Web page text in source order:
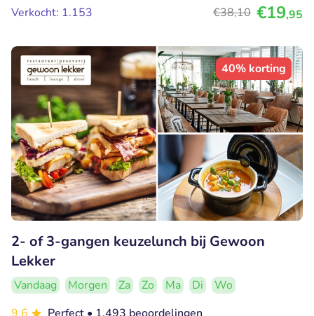
Verkocht: 1.153
€38,10 €19,95
40% korting
2- of 3-gangen keuzelunch bij Gewoon
Lekker
Vandaag Morgen Za Zo Ma Di
Wo